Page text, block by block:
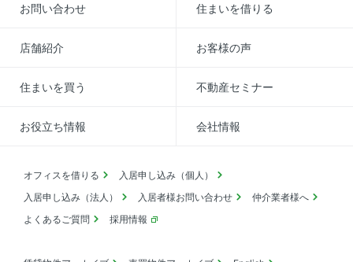
お問い合わせ 住まいを借りる
店舗紹介 お客様の声
住まいを買う 不動産セミナー
お役立ち情報 会社情報
オフィスを借りる
入居申し込み（個人）
入居申し込み（法人）
入居者様お問い合わせ
仲介業者様へ
よくあるご質問
採用情報